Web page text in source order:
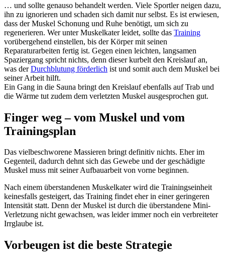
… und sollte genauso behandelt werden. Viele Sportler neigen dazu,
ihn zu ignorieren und schaden sich damit nur selbst. Es ist erwiesen,
dass der Muskel Schonung und Ruhe benötigt, um sich zu
regenerieren. Wer unter Muskelkater leidet, sollte das Training
vorübergehend einstellen, bis der Körper mit seinen
Reparaturarbeiten fertig ist. Gegen einen leichten, langsamen
Spaziergang spricht nichts, denn dieser kurbelt den Kreislauf an,
was derDurchblutung förderlich ist und somit auch dem Muskel bei
seiner Arbeit hilft.
Ein Gang in die Sauna bringt den Kreislauf ebenfalls auf Trab und
die Wärme tut zudem dem verletzten Muskel ausgesprochen gut.
Finger weg – vom Muskel und vom
Trainingsplan
Das vielbeschworene Massieren bringt definitiv nichts. Eher im
Gegenteil, dadurch dehnt sich das Gewebe und der geschädigte
Muskel muss mit seiner Aufbauarbeit von vorne beginnen.
Nach einem überstandenen Muskelkater wird die Trainingseinheit
keinesfalls gesteigert, das Training findet eher in einer geringeren
Intensität statt. Denn der Muskel ist durch die überstandene Mini-
Verletzung nicht gewachsen, was leider immer noch ein verbreiteter
Irrglaube ist.
Vorbeugen ist die beste Strategie